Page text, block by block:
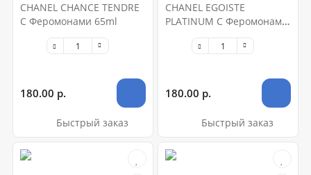
CHANEL CHANCE TENDRE
С Феромонами 65ml
180.00 р.
Быстрый заказ
CHANEL EGOISTE
PLATINUM С Феромонами
180.00 р.
Быстрый заказ